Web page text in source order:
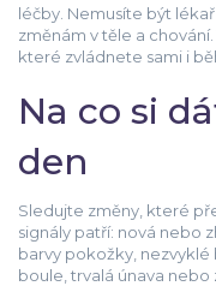
léčby. Nemusíte být
změnám v těle a
které zvládnete sami i
Na co si
den
Sledujte změny, které
signály patří: nová nebo
barvy pokožky,
boule, trvalá únava nebo